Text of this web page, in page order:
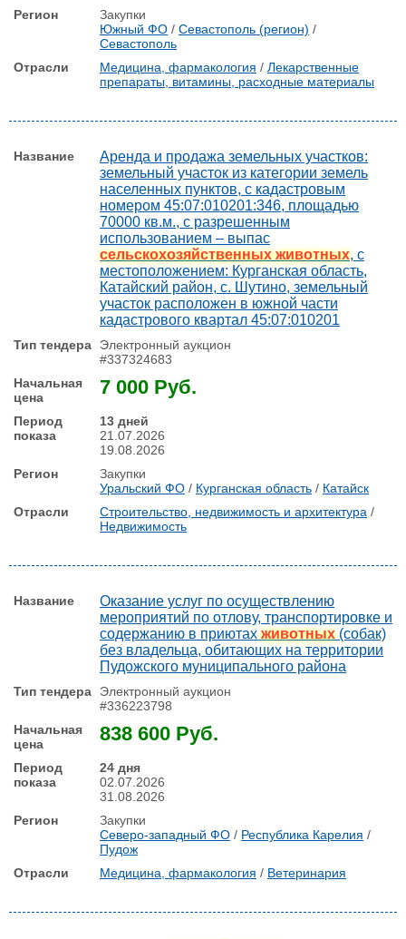
Закупки
Южный ФО / Севастополь (регион) /
Севастополь
Медицина, фармакология / Лекарственные
препараты, витамины, расходные материалы
Аренда и продажа земельных участков:
земельный участок из категории земель
населенных пунктов, с кадастровым
номером 45:07:010201:346, площадью
70000 кв.м., с разрешенным
использованием – выпас
сельскохозяйственных животных, с
местоположением: Курганская область,
Катайский район, с. Шутино, земельный
участок расположен в южной части
кадастрового квартал 45:07:010201
Электронный аукцион
#337324683
7 000 Руб.
13 дней
21.07.2026
19.08.2026
Закупки
Уральский ФО / Курганская область / Катайск
Строительство, недвижимость и архитектура /
Недвижимость
Оказание услуг по осуществлению
мероприятий по отлову, транспортировке и
содержанию в приютахживотных(собак)
без владельца, обитающих на территории
Пудожского муниципального района
Электронный аукцион
#336223798
838 600 Руб.
24 дня
02.07.2026
31.08.2026
Закупки
Северо-западный ФО / Республика Карелия /
Пудож
Медицина, фармакология / Ветеринария